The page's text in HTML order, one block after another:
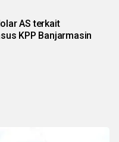
AS terkait
KPP Banjarmasin